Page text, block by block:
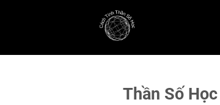
dung
Thần Số